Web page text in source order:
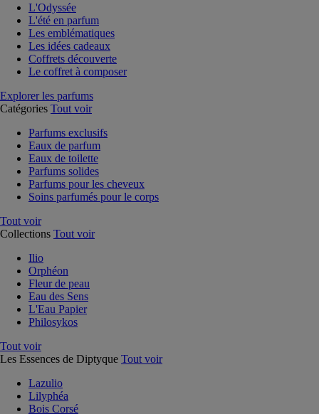
L'Odyssée
L'été en parfum
Les emblématiques
Les idées cadeaux
Coffrets découverte
Le coffret à composer
Explorer les parfums
Catégories Tout voir
Parfums exclusifs
Eaux de parfum
Eaux de toilette
Parfums solides
Parfums pour les cheveux
Soins parfumés pour le corps
Tout voir
Collections Tout voir
Ilio
Orphéon
Fleur de peau
Eau des Sens
L'Eau Papier
Philosykos
Tout voir
Les Essences de Diptyque Tout voir
Lazulio
Lilyphéa
Bois Corsé